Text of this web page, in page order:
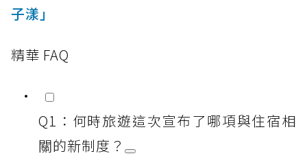
子漾」
精華 FAQ
Q1：何時旅遊這次宣布了哪項與住宿相
關的新制度？